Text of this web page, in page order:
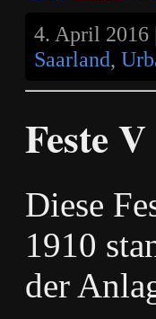
4. April 2016
Saarland,
Feste V
Diese
1910
der